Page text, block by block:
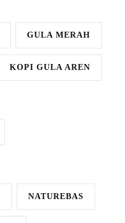
GULA MERAH
KOPI GULA AREN
NATUREBAS